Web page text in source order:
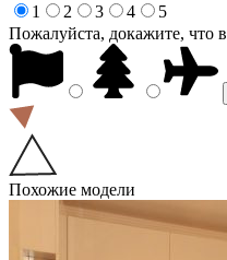
1
2 3 4
5
Пожалуйста, докажите, что
Похожие модели